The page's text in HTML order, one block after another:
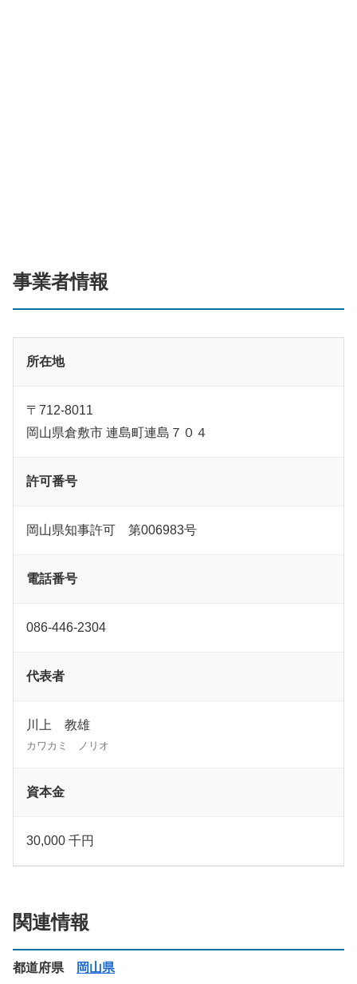
事業者情報
所在地
〒712-8011
岡山県倉敷市 連島町連島７０４
許可番号
岡山県知事許可 第006983号
電話番号
086-446-2304
代表者
川上 教雄
カワカミ ノリオ
資本金
30,000 千円
関連情報
都道府県 岡山県